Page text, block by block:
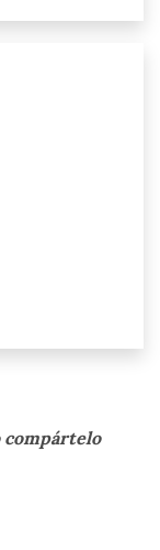
compártelo